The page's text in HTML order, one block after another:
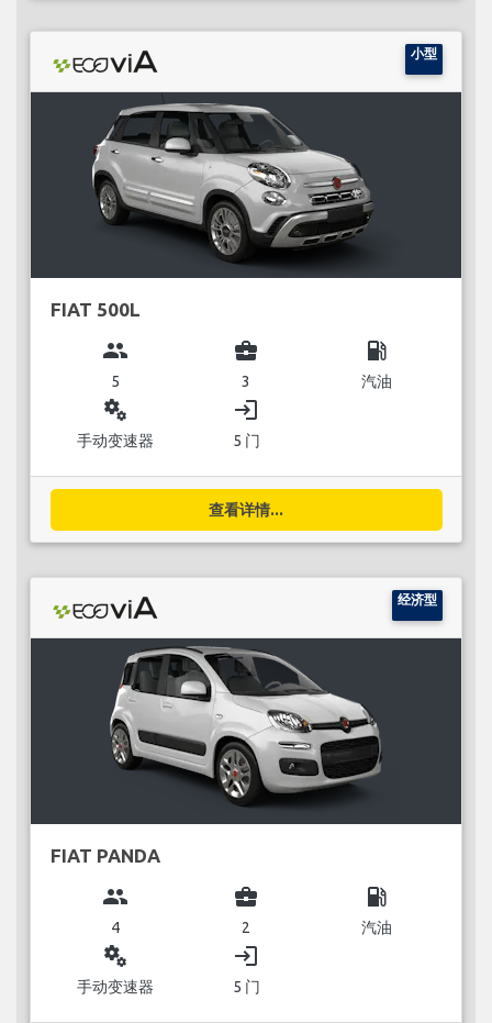
小型
FIAT 500L
group
5
business_center
3
local_gas_station
汽油
miscellaneous_services
手动变速器
login
5 门
查看详情...
经济型
FIAT PANDA
group
4
business_center
2
local_gas_station
汽油
miscellaneous_services
手动变速器
login
5 门